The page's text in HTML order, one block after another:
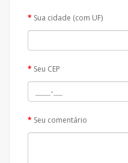
Sua cidade (com UF)
Seu CEP
Seu comentário